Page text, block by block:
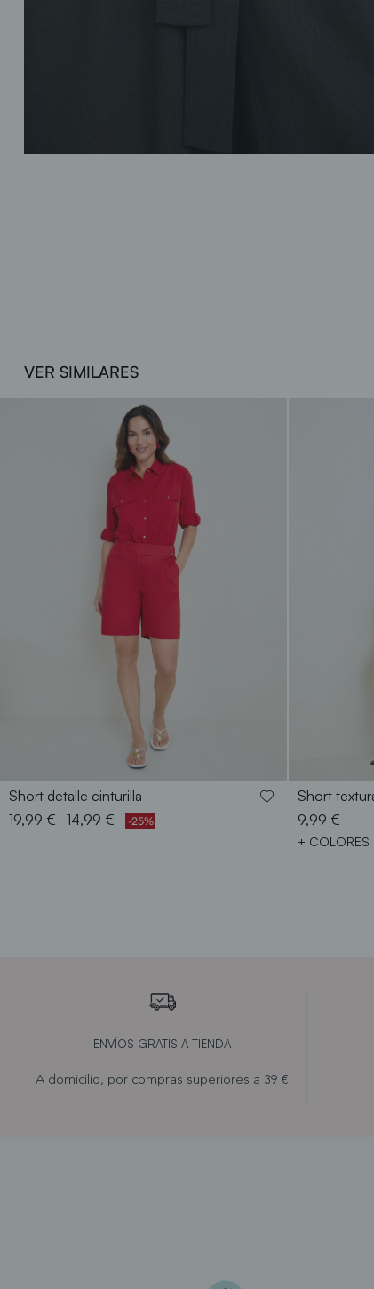
VER SIMILARES
Short detalle cinturilla
Price reduced from
19,99 €to14,99 € -25%
424446
Short
9,99 €
+ COLORES
ENVÍOS GRATIS A TIENDA
A domicilio, por compras superiores a 39 €